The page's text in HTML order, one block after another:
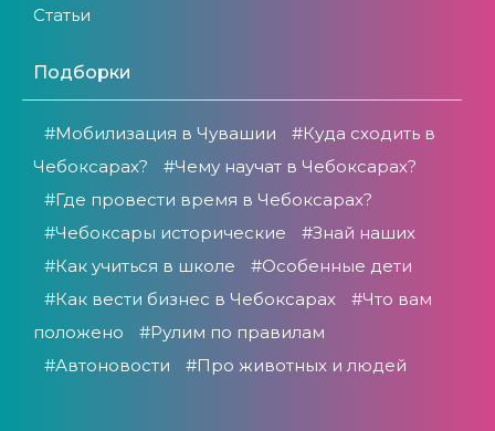
Статьи
Подборки
#Мобилизация в Чувашии
#Куда сходить в
Чебоксарах?
#Чему научат в Чебоксарах?
#Где провести время в Чебоксарах?
#Чебоксары исторические
#Знай наших
#Как учиться в школе
#Особенные дети
#Как вести бизнес в Чебоксарах
#Что вам
положено
#Рулим по правилам
#Автоновости
#Про животных и людей